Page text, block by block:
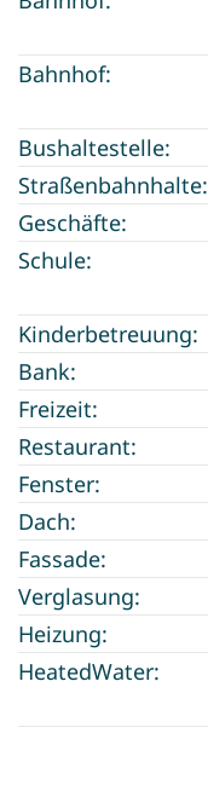
Bahnhof:
Bushaltestelle:
Straßenbahnhalte:
Geschäfte:
Schule:
Kinderbetreuung:
Bank:
Freizeit:
Restaurant:
Fenster:
Dach:
Fassade:
Verglasung:
Heizung:
HeatedWater: